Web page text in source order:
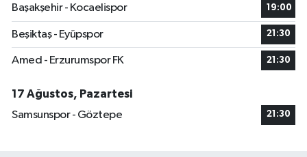
Başakşehir - Kocaelispor
19:00
Beşiktaş - Eyüpspor 21:30
Amed - Erzurumspor FK 21:30
17 Ağustos, Pazartesi
Samsunspor - Göztepe
21:30